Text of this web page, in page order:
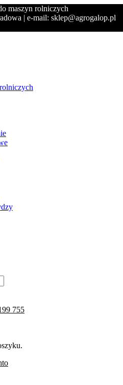
maszyn rolniczych
| e-mail: sklep@agrogalop.pl
755